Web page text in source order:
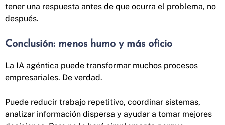
tener una respuesta antes de que ocurra el problema, no
después.
Conclusión: menos humo y más oficio
La IA agéntica puede transformar muchos procesos
empresariales. De verdad.
Puede reducir trabajo repetitivo, coordinar sistemas,
analizar información dispersa y ayudar a tomar mejores